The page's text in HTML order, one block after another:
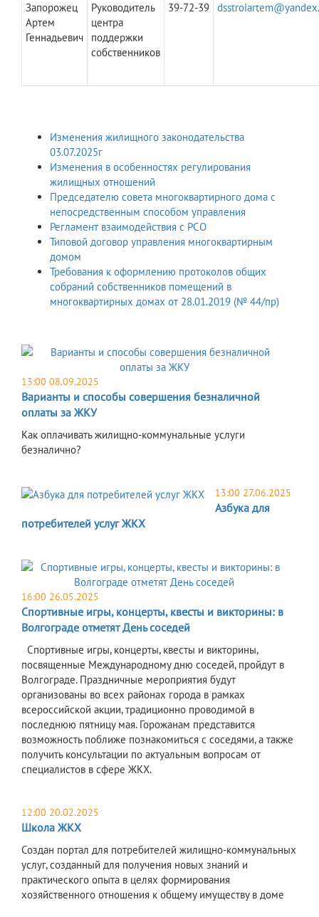
Запорожец
Артем
Геннадьевич
Руководитель
центра
поддержки
собственников
39-72-39
Изменения жилищного законодательства
03.07.2025г
Изменения в особенностях регулирования
жилищных отношений
Председателю совета многоквартирного дома с
непосредственным способом управления
Регламент взаимодействия с РСО
Типовой договор управления многоквартирным
домом
Требования к оформлению протоколов общих
собраний собственников помещений в
многоквартирных домах от 28.01.2019 (№ 44/пр)
13:00 08.09.2025
Варианты и способы совершения безналичной
оплаты за ЖКУ
​Как оплачивать жилищно-коммунальные услуги
безналично?
13:00 27.06.2025
Азбука для
потребителей услуг ЖКХ
16:00 26.05.2025
Спортивные игры, концерты, квесты и викторины: в
Волгограде отметят День соседей
Спортивные игры, концерты, квесты и викторины,
посвященные Международному дню соседей, пройдут в
Волгограде. Праздничные мероприятия будут
организованы во всех районах города в рамках
всероссийской акции, традиционно проводимой в
последнюю пятницу мая. Горожанам представится
возможность поближе познакомиться с соседями, а также
получить консультации по актуальным вопросам от
специалистов в сфере ЖКХ.
12:00 20.02.2025
Школа ЖКХ
Создан портал для потребителей жилищно-коммунальных
услуг, созданный для получения новых знаний и
практического опыта в целях формирования
хозяйственного отношения к общему имуществу в доме